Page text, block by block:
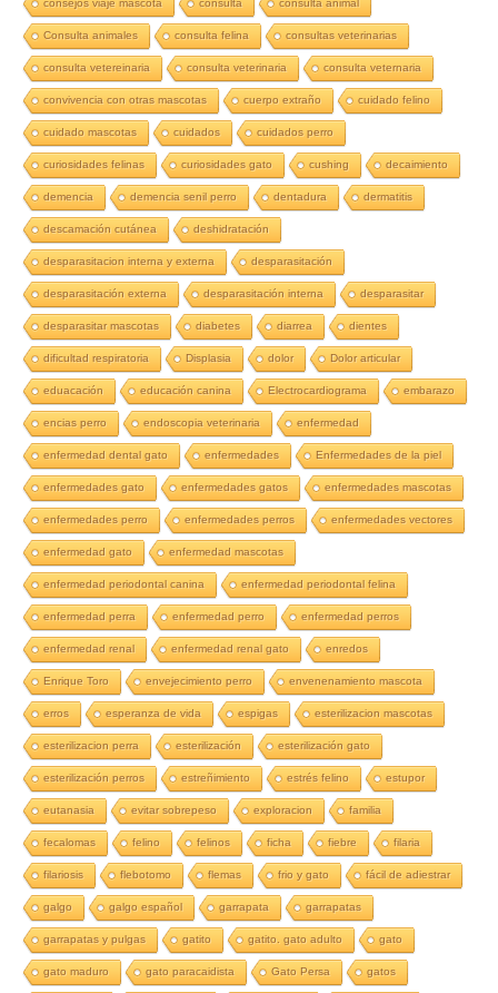
consejos viaje mascota consulta consulta animal
Consulta animales consulta felina consultas veterinarias
consulta vetereinaria consulta veterinaria consulta veternaria
convivencia con otras mascotas cuerpo extraño cuidado felino
cuidado mascotas cuidados cuidados perro
curiosidades felinas curiosidades gato cushing decaimiento
demencia demencia senil perro dentadura dermatitis
descamación cutánea deshidratación
desparasitacion interna y externa desparasitación
desparasitación externa desparasitación interna desparasitar
desparasitar mascotas diabetes diarrea dientes
dificultad respiratoria Displasia dolor Dolor articular
eduacación educación canina Electrocardiograma embarazo
encias perro endoscopia veterinaria enfermedad
enfermedad dental gato enfermedades Enfermedades de la piel
enfermedades gato enfermedades gatos enfermedades mascotas
enfermedades perro enfermedades perros enfermedades vectores
enfermedad gato enfermedad mascotas
enfermedad periodontal canina enfermedad periodontal felina
enfermedad perra enfermedad perro enfermedad perros
enfermedad renal enfermedad renal gato enredos
Enrique Toro envejecimiento perro envenenamiento mascota
erros esperanza de vida espigas esterilizacion mascotas
esterilizacion perra esterilización esterilización gato
esterilización perros estreñimiento estrés felino estupor
eutanasia evitar sobrepeso exploracion familia
fecalomas felino felinos ficha fiebre filaria
filariosis flebotomo flemas frio y gato fácil de adiestrar
galgo galgo español garrapata garrapatas
garrapatas y pulgas gatito gatito. gato adulto gato
gato maduro gato paracaidista Gato Persa gatos